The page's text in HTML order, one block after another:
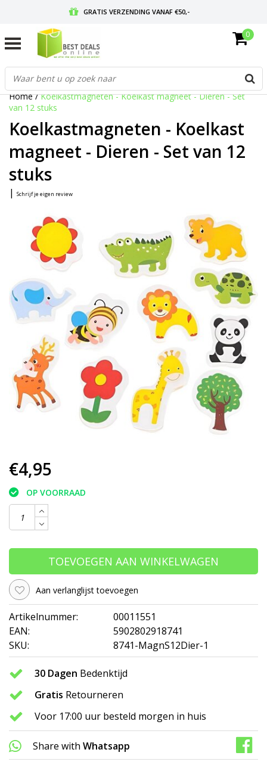
GRATIS VERZENDING VANAF €50,-
GRATIS RETOURNEREN EN 30 DAGEN BEDENKTIJD
0
Home/Koelkastmagneten - Koelkast magneet - Dieren - Set
van 12 stuks
Koelkastmagneten - Koelkast
magneet - Dieren - Set van 12
stuks
| Schrijf je eigen review
€4,95
OP VOORRAAD
TOEVOEGEN AAN WINKELWAGEN
Aan verlanglijst toevoegen
Artikelnummer:
00011551
EAN:
5902802918741
SKU:
8741-MagnS12Dier-1
30 Dagen Bedenktijd
Gratis Retourneren
Voor 17:00 uur besteld morgen in huis
Share with Whatsapp